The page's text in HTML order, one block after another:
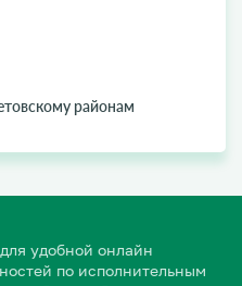
районам
удобной онлайн
по исполнительным